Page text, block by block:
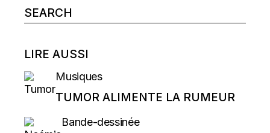
Search
for:
LIRE AUSSI
Musiques
TUMOR ALIMENTE LA RUMEUR
Bande-dessinée